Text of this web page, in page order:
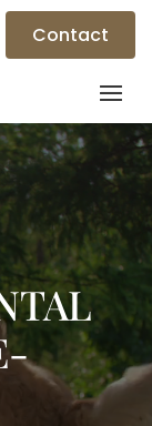
Contact